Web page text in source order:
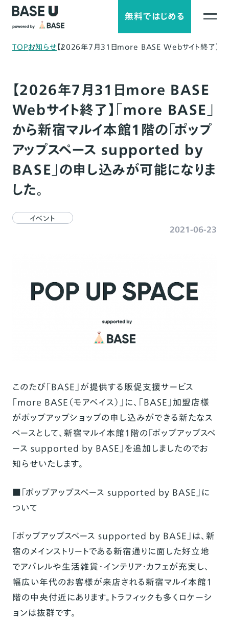
無料ではじめる
TOPお知らせ【2026年7月31日more BASE Webサイト終了】「
【2026年7月31日more BASE
Webサイト終了】「more BASE」
から新宿マルイ本館1階の「ポップ
アップスペース supported by
BASE」の申し込みが可能になりま
した。
イベント
2021-06-23
このたび「BASE」が提供する販促支援サービス
「more BASE（モアベイス）」に、「BASE」加盟店様
がポップアップショップの申し込みができる新たなス
ペースとして、新宿マルイ本館1階の「ポップアップスペ
ース supported by BASE」を追加しましたのでお
知らせいたします。
■「ポップアップスペース supported by BASE」に
ついて
「ポップアップスペース supported by BASE」は、新
宿のメインストリートである新宿通りに面した好立地
でアパレルや生活雑貨・インテリア・カフェが充実し、
幅広い年代のお客様が来店される新宿マルイ本館1
階の中央付近にあります。トラフィックも多くロケーシ
ョンは抜群です。